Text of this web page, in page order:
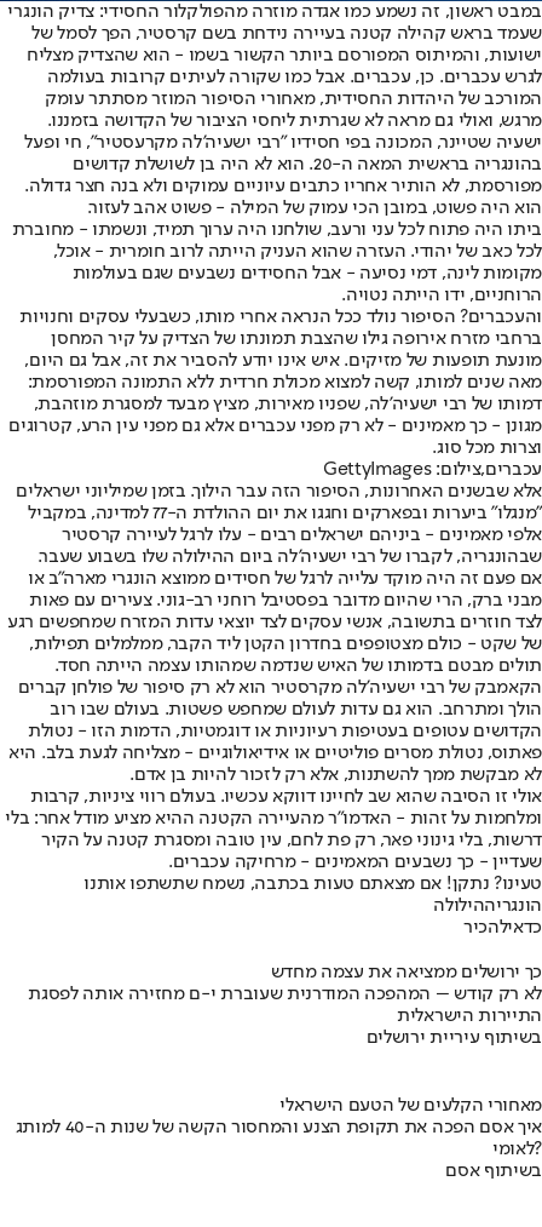
במבט ראשון, זה נשמע כמו אגדה מוזרה מהפולקלור החסידי: צדיק הונגרי
שעמד בראש קהילה קטנה בעיירה נידחת בשם קרסטיר, הפך לסמל של
ישועות, והמיתוס המפורסם ביותר הקשור בשמו - הוא שהצדיק מצליח
לגרש עכברים. כן, עכברים. אבל כמו שקורה לעיתים קרובות בעולמה
המורכב של היהדות החסידית, מאחורי הסיפור המוזר מסתתר עומק
מרגש, ואולי גם מראה לא שגרתית ליחסי הציבור של הקדושה בזמננו.
ישעיה שטיינר, המכונה בפי חסידיו "רבי ישעיה'לה מקרעסטיר", חי ופעל
בהונגריה בראשית המאה ה-20. הוא לא היה בן לשושלת קדושים
מפורסמת, לא הותיר אחריו כתבים עיוניים עמוקים ולא בנה חצר גדולה.
הוא היה פשוט, במובן הכי עמוק של המילה - פשוט אהב לעזור.
ביתו היה פתוח לכל עני ורעב, שולחנו היה ערוך תמיד, ונשמתו - מחוברת
לכל כאב של יהודי. העזרה שהוא העניק הייתה לרוב חומרית - אוכל,
מקומות לינה, דמי נסיעה - אבל החסידים נשבעים שגם בעולמות
הרוחניים, ידו הייתה נטויה.
והעכברים? הסיפור נולד ככל הנראה אחרי מותו, כשבעלי עסקים וחנויות
ברחבי מזרח אירופה גילו שהצבת תמונתו של הצדיק על קיר המחסן
מונעת תופעות של מזיקים. איש אינו יודע להסביר את זה, אבל גם היום,
מאה שנים למותו, קשה למצוא מכולת חרדית ללא התמונה המפורסמת:
דמותו של רבי ישעיה'לה, שפניו מאירות, מציץ מבעד למסגרת מוזהבת,
מגונן - כך מאמינים - לא רק מפני עכברים אלא גם מפני עין הרע, קטרוגים
וצרות מכל סוג.
עכברים,צילום: GettyImages
אלא שבשנים האחרונות, הסיפור הזה עבר הילוך. בזמן שמיליוני ישראלים
"מנגלו" ביערות ובפארקים וחגגו את יום ההולדת ה-77 למדינה, במקביל
אלפי מאמינים - ביניהם ישראלים רבים - עלו לרגל לעיירה קרסטיר
שבהונגריה, לקברו של רבי ישעיה'לה ביום ההילולה שלו בשבוע שעבר.
אם פעם זה היה מוקד עלייה לרגל של חסידים ממוצא הונגרי מארה"ב או
מבני ברק, הרי שהיום מדובר בפסטיבל רוחני רב-גוני. צעירים עם פאות
לצד חוזרים בתשובה, אנשי עסקים לצד יוצאי עדות המזרח שמחפשים רגע
של שקט - כולם מצטופפים בחדרון הקטן ליד הקבר, ממלמלים תפילות,
תולים מבטם בדמותו של האיש שנדמה שמהותו עצמה הייתה חסד.
הקאמבק של רבי ישעיה'לה מקרסטיר הוא לא רק סיפור של פולחן קברים
הולך ומתרחב. הוא גם עדות לעולם שמחפש פשטות. בעולם שבו רוב
הקדושים עטופים בעטיפות רעיוניות או דוגמטיות, הדמות הזו - נטולת
פאתוס, נטולת מסרים פוליטיים או אידיאולוגיים - מצליחה לגעת בלב. היא
לא מבקשת ממך להשתנות, אלא רק לזכור להיות בן אדם.
אולי זו הסיבה שהוא שב לחיינו דווקא עכשיו. בעולם רווי ציניות, קרבות
ומלחמות על זהות - האדמו"ר מהעיירה הקטנה ההיא מציע מודל אחר: בלי
דרשות, בלי גינוני פאר, רק פת לחם, עין טובה ומסגרת קטנה על הקיר
שעדיין - כך נשבעים המאמינים - מרחיקה עכברים.
טעינו? נתקן! אם מצאתם טעות בכתבה, נשמח שתשתפו אותנו
הונגריההילולה
כדאילהכיר
כך ירושלים ממציאה את עצמה מחדש
לא רק קודש – המהפכה המודרנית שעוברת י-ם מחזירה אותה לפסגת
התיירות הישראלית
בשיתוף עיריית ירושלים
מאחורי הקלעים של הטעם הישראלי
איך אסם הפכה את תקופת הצנע והמחסור הקשה של שנות ה-40 למותג
לאומי?
בשיתוף אסם